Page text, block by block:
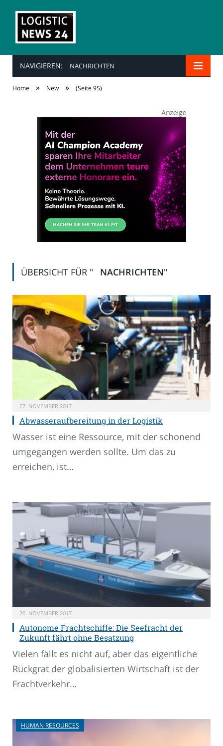
NAVIGIEREN: NACHRICHTEN
Home » New » (Seite 95)
ÜBERSICHT FÜR " NACHRICHTEN"
27. NOVEMBER 2017
Abwasseraufbereitung in der Logistik
Wasser ist eine Ressource, mit der schonend
umgegangen werden sollte. Um das zu
erreichen, ist…
20. NOVEMBER 2017
Autonome Frachtschiffe: Die Seefracht der
Zukunft fährt ohne Besatzung
Vielen fällt es nicht auf, aber das eigentliche
Rückgrat der globalisierten Wirtschaft ist der
Frachtverkehr…
HUMAN RESOURCES